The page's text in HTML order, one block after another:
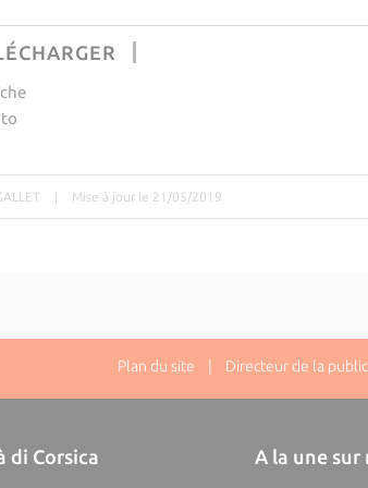
| Mise à jour le 21/05/2019
Plan du site | Directeur de la
di Corsica A la une sur